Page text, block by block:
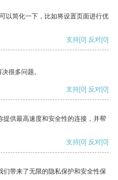
以简化一下，比如将设置页面进行优
支持[0] 反对[0]
很多问题。
支持[0] 反对[0]
供最高速度和安全性的连接，并帮
支持[0] 反对[0]
带来了无限的隐私保护和安全性保